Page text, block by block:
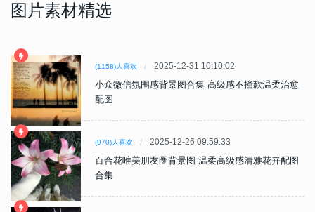
图片素材精选
(1158)人喜欢 2025-12-31 10:10:02
小众微信氛围感背景图合集 高级感不撞款温柔治愈
配图
(970)人喜欢 2025-12-26 09:59:33
百合花唯美朋友圈背景图 温柔高级感清雅花卉配图
合集